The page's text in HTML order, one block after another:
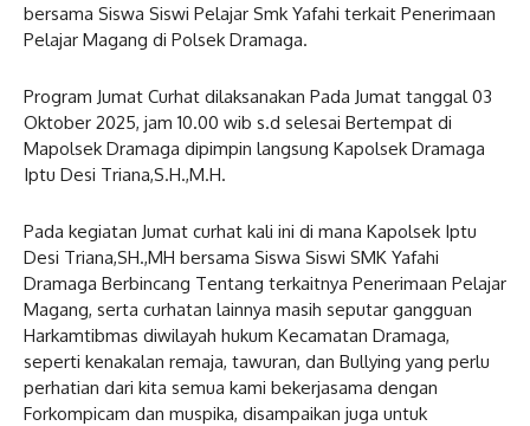
bersama Siswa Siswi Pelajar Smk Yafahi terkait Penerimaan
Pelajar Magang di Polsek Dramaga.
Program Jumat Curhat dilaksanakan Pada Jumat tanggal 03
Oktober 2025, jam 10.00 wib s.d selesai Bertempat di
Mapolsek Dramaga dipimpin langsung Kapolsek Dramaga
Iptu Desi Triana,S.H.,M.H.
Pada kegiatan Jumat curhat kali ini di mana Kapolsek Iptu
Desi Triana,SH.,MH bersama Siswa Siswi SMK Yafahi
Dramaga Berbincang Tentang terkaitnya Penerimaan Pelajar
Magang, serta curhatan lainnya masih seputar gangguan
Harkamtibmas diwilayah hukum Kecamatan Dramaga,
seperti kenakalan remaja, tawuran, dan Bullying yang perlu
perhatian dari kita semua kami bekerjasama dengan
Forkompicam dan muspika, disampaikan juga untuk